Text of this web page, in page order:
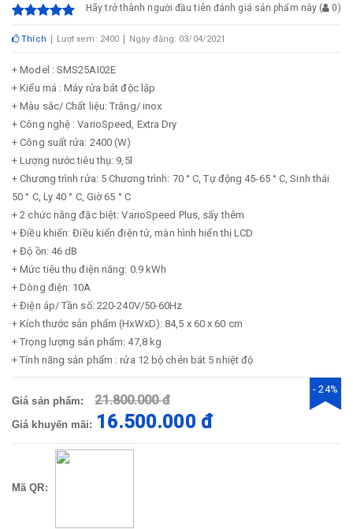
Hãy trở thành người đầu tiên đánh giá sản phẩm này ( 0)
Thích Lượt xem: 2400 Ngày đăng: 03/04/2021
+ Model : SMS25AI02E
+ Kiểu má : Máy rửa bát độc lập
+ Màu sắc/ Chất liệu: Trắng/ inox
+ Công nghệ : VarioSpeed, Extra Dry
+ Công suất rửa: 2400 (W)
+ Lượng nước tiêu thụ: 9,5l
+ Chương trình rửa: 5 Chương trình: 70 ° C, Tự động 45-65 ° C, Sinh thái
50 ° C, Ly 40 ° C, Giờ 65 ° C
+ 2 chức năng đặc biệt: VarioSpeed ​​Plus, sấy thêm
+ Điều khiển: Điều kiển điện tử, màn hình hiển thị LCD
+ Độ ồn: 46 dB
+ Mức tiêu thụ điện năng: 0.9 kWh
+ Dòng điện: 10A
+ Điện áp/ Tần số: 220-240V/50-60Hz
+ Kích thước sản phẩm (HxWxD): 84,5 x 60 x 60 cm
+ Trọng lượng sản phẩm: 47,8 kg
+ Tính năng sản phẩm : rửa 12 bộ chén bát 5 nhiệt độ
Giá sản phẩm: 21.800.000 đ
Giá khuyến mãi: 16.500.000 đ
- 24%
Mã QR: